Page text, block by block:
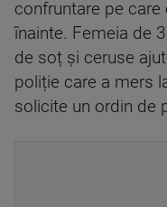
confruntare pe
înainte. Femeia de
de soț și ceruse
poliție care a mers
solicite un ordin de